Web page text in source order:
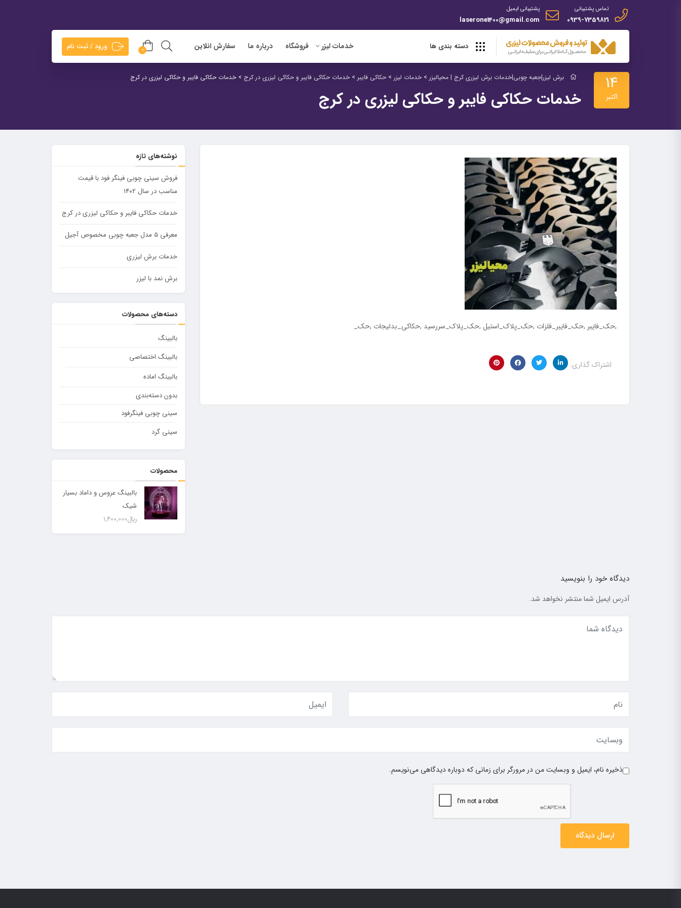
تماس پشتیبانی
0939-7359821
پشتیبانی ایمیل
laserone1400@gmail.com
دسته بندی ها خدمات لیزر فروشگاه درباره ما سفارش انلاین 0 ورود / ثبت نام
14
اکتبر
برش لیزر|جعبه چوبی|خدمات برش لیزری کرج | محیالیزر > خدمات لیزر > حکاکی فایبر > خدمات حکاکی فایبر و حکاکی لیزری در کرج > خدمات حکاکی فایبر و حکاکی لیزری در کرج
خدمات حکاکی فایبر و حکاکی لیزری در کرج
,حک_فایبر ,حک_فایبر_فلزات ,حک_پلاک_استیل ,حک_پلاک_سررسید ,حکاکی_بدلیجات ,حک_
اشتراک گذاری:
نوشته‌های تازه
فروش سینی چوبی فینگر فود با قیمت
مناسب در سال ۱۴۰۲
خدمات حکاکی فایبر و حکاکی لیزری در کرج
معرفی ۵ مدل جعبه چوبی مخصوص آجیل
خدمات برش لیزری
برش نمد با لیزر
دسته‌های محصولات
بالبینگ
بالبینگ اختصاصی
بالبینگ اماده
بدون دسته‌بندی
سینی چوبی فینگرفود
سینی گرد
محصولات
بالبینگ عروس و داماد بسیار
شیک
﷼1,400,000
دیدگاه خود را بنویسید
آدرس ایمیل شما منتشر نخواهد شد.
ذخیره نام، ایمیل و وبسایت من در مرورگر برای زمانی که دوباره دیدگاهی می‌نویسم.